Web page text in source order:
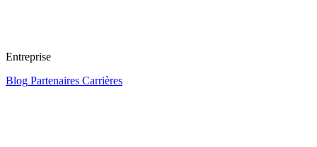
Entreprise
Blog Partenaires Carrières